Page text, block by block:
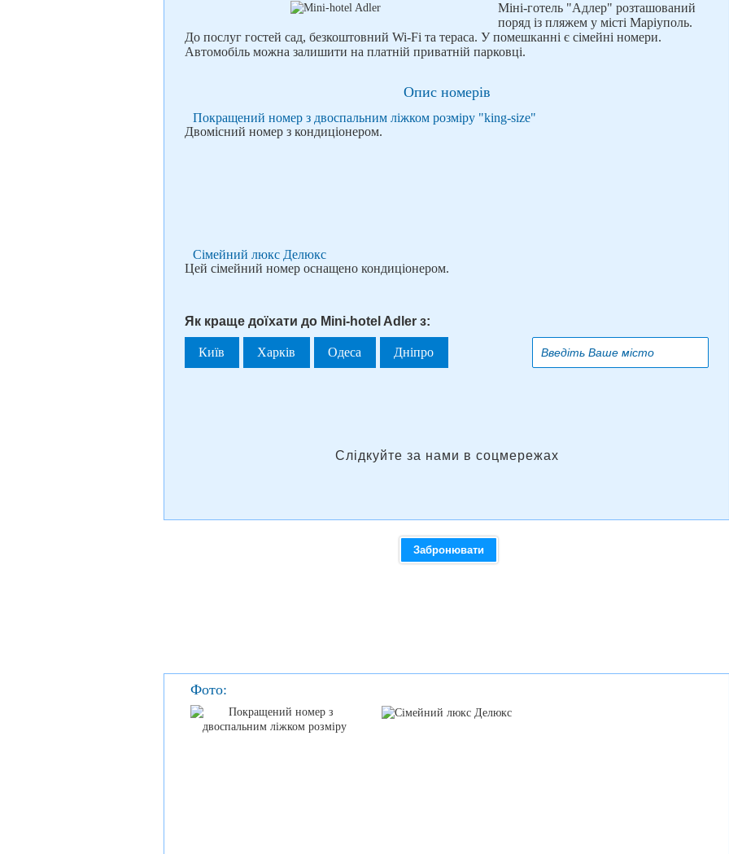
Міні-готель "Адлер" розташований
поряд із пляжем у місті Маріуполь.
До послуг гостей сад, безкоштовний Wi-Fi та тераса. У помешканні є сімейні номери.
Автомобіль можна залишити на платній приватній парковці.
Опис номерів
Покращений номер з двоспальним ліжком розміру "king-size"
Двомісний номер з кондиціонером.
Сімейний люкс Делюкс
Цей сімейний номер оснащено кондиціонером.
Як краще доїхати до Mini-hotel Adler з:
Київ Харків Одеса Дніпро
Слідкуйте за нами в соцмережах
Забронювати
Фото: